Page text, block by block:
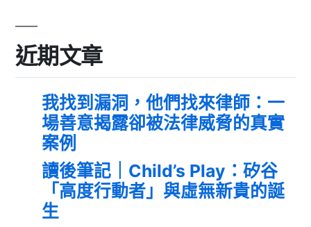
近期文章
我找到漏洞，他們找來律師：一
場善意揭露卻被法律威脅的真實
案例
讀後筆記｜Child’s Play：矽谷
「高度行動者」與虛無新貴的誕
生